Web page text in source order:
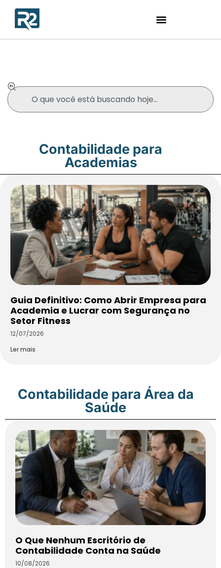
Contabilidade para
Academias
Guia Definitivo: Como Abrir Empresa para
Academia e Lucrar com Segurança no
Setor Fitness
12/07/2026
Ler mais
Contabilidade para Área da
Saúde
O Que Nenhum Escritório de
Contabilidade Conta na Saúde
10/08/2026